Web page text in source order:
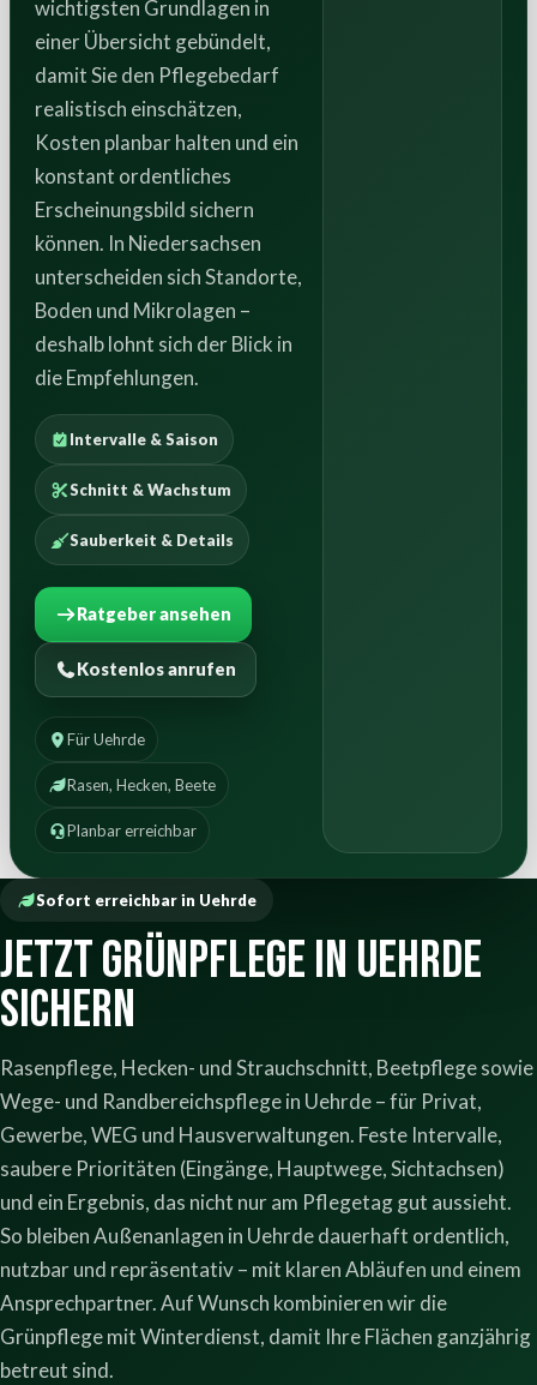
wichtigsten Grundlagen in
einer Übersicht gebündelt,
damit Sie den Pflegebedarf
realistisch einschätzen,
Kosten planbar halten und ein
konstant ordentliches
Erscheinungsbild sichern
können. In Niedersachsen
unterscheiden sich Standorte,
Boden und Mikrolagen –
deshalb lohnt sich der Blick in
die Empfehlungen.
Intervalle & Saison
Schnitt & Wachstum
Sauberkeit & Details
Ratgeber ansehen
Kostenlos anrufen
Für Uehrde
Rasen, Hecken, Beete
Planbar erreichbar
Sofort erreichbar in Uehrde
Jetzt Grünpflege in Uehrde
sichern
Rasenpflege, Hecken- und Strauchschnitt, Beetpflege sowie
Wege- und Randbereichspflege in Uehrde – für Privat,
Gewerbe, WEG und Hausverwaltungen. Feste Intervalle,
saubere Prioritäten (Eingänge, Hauptwege, Sichtachsen)
und ein Ergebnis, das nicht nur am Pflegetag gut aussieht.
So bleiben Außenanlagen in Uehrde dauerhaft ordentlich,
nutzbar und repräsentativ – mit klaren Abläufen und einem
Ansprechpartner. Auf Wunsch kombinieren wir die
Grünpflege mit Winterdienst, damit Ihre Flächen ganzjährig
betreut sind.